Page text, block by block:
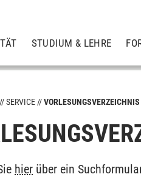
STUDIUM & LEHRE
SERVICE VORLESUNGSVERZEICHNIS
hier über ein